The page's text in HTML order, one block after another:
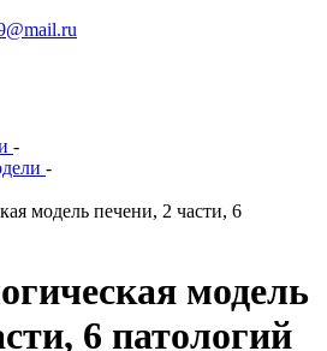
-
-
модель печени, 2 части, 6
модель
6 патологий